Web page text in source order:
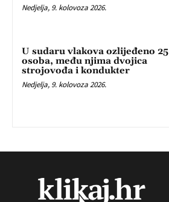
Nedjelja, 9. kolovoza 2026.
U sudaru vlakova ozlijeđeno 25
osoba, među njima dvojica
strojovođa i kondukter
Nedjelja, 9. kolovoza 2026.